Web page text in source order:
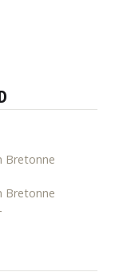
Bretonne
Bretonne